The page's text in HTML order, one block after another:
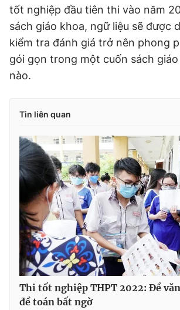
tốt nghiệp đầu tiên thi vào năm
sách giáo khoa, ngữ liệu sẽ được
kiểm tra đánh giá trở nên phong
gói gọn trong một cuốn sách
nào.
Tin liên quan
Thi tốt nghiệp THPT 2022: Đề
đề toán bất ngờ